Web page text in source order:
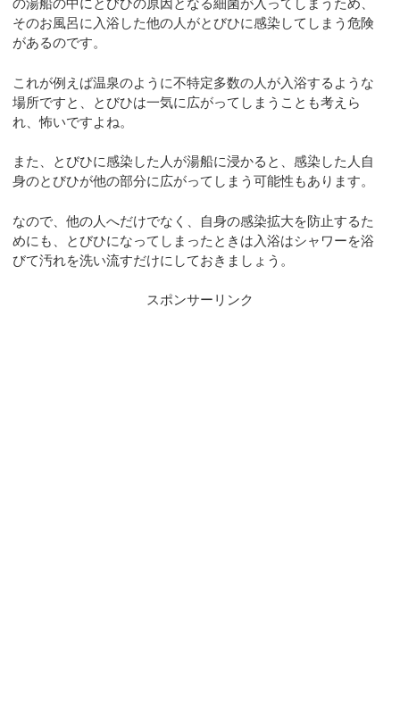
の湯船の中にとびひの原因となる細菌が入ってしまうため、
そのお風呂に入浴した他の人がとびひに感染してしまう危険
があるのです。
これが例えば温泉のように不特定多数の人が入浴するような
場所ですと、とびひは一気に広がってしまうことも考えら
れ、怖いですよね。
また、とびひに感染した人が湯船に浸かると、感染した人自
身のとびひが他の部分に広がってしまう可能性もあります。
なので、他の人へだけでなく、自身の感染拡大を防止するた
めにも、とびひになってしまったときは入浴はシャワーを浴
びて汚れを洗い流すだけにしておきましょう。
スポンサーリンク